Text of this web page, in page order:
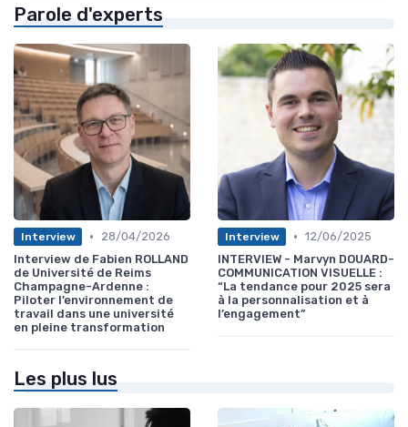
Parole d'experts
Interview •
28/04/2026
Interview de Fabien ROLLAND
de Université de Reims
Champagne-Ardenne :
Piloter l’environnement de
travail dans une université
en pleine transformation
Interview • 12/06/2025
INTERVIEW - Marvyn DOUARD-
COMMUNICATION VISUELLE :
“La tendance pour 2025 sera
à la personnalisation et à
l’engagement”
Les plus lus